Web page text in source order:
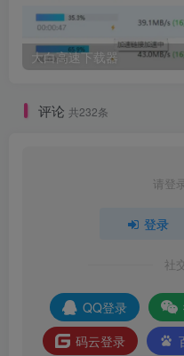
大白高速下载器
评论 共232条
请登
登录
社
QQ登录
码云登录